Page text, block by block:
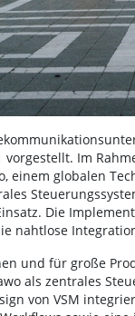
vorgestellt. Im
einem globalen
Die
nahtlose
und für große
als zentrales
von VSM